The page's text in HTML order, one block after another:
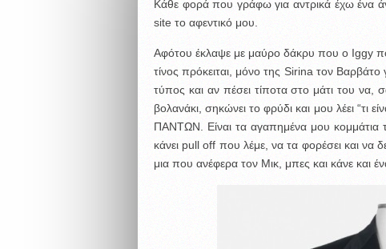
Κάθε φορά που γράφω για αντρικά έχω ένα
site το αφεντικό μου.
Αφότου έκλαψε με μαύρο δάκρυ που ο Iggy
τίνος πρόκειται, μόνο της Sirina τον
τύπος και αν πέσει τίποτα στο μάτι του
βολανάκι, σηκώνει το φρύδι και μου λέει “τι
ΠΑΝΤΩΝ. Είναι τα αγαπημένα μου κομμάτια
κάνει pull off που λέμε, να τα φορέσει και να
μια που ανέφερα τον Μικ, μπες και κάνε και